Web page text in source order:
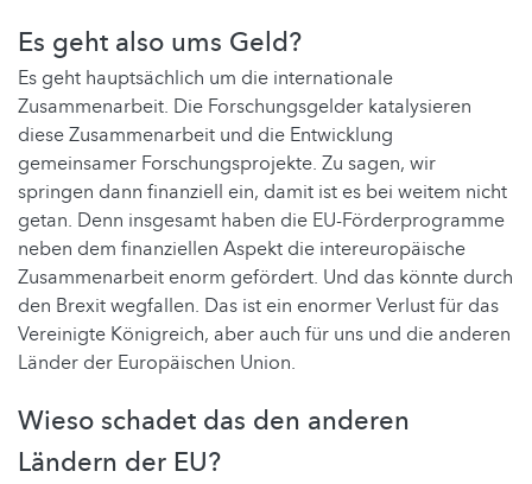
Es geht also ums Geld?
Es geht hauptsächlich um die internationale
Zusammenarbeit. Die Forschungsgelder katalysieren
diese Zusammenarbeit und die Entwicklung
gemeinsamer Forschungsprojekte. Zu sagen, wir
springen dann finanziell ein, damit ist es bei weitem nicht
getan. Denn insgesamt haben die EU-Förderprogramme
neben dem finanziellen Aspekt die intereuropäische
Zusammenarbeit enorm gefördert. Und das könnte durch
den Brexit wegfallen. Das ist ein enormer Verlust für das
Vereinigte Königreich, aber auch für uns und die anderen
Länder der Europäischen Union.
Wieso schadet das den anderen
Ländern der EU?